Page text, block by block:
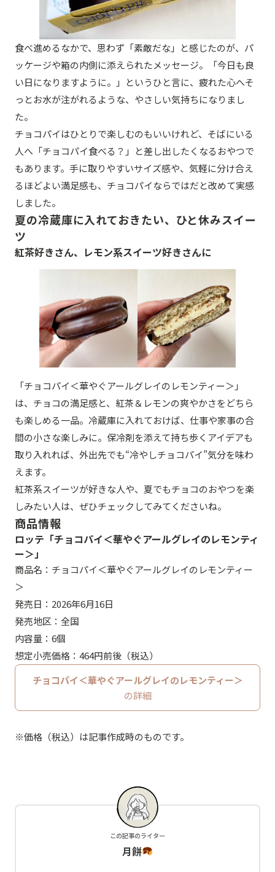
食べ進めるなかで、思わず「素敵だな」と感じたのが、パ
ッケージや箱の内側に添えられたメッセージ。「今日も良
い日になりますように。」というひと言に、疲れた心へそ
っとお水が注がれるような、やさしい気持ちになりまし
た。
チョコパイはひとりで楽しむのもいいけれど、そばにいる
人へ「チョコパイ食べる？」と差し出したくなるおやつで
もあります。手に取りやすいサイズ感や、気軽に分け合え
るほどよい満足感も、チョコパイならではだと改めて実感
しました。
夏の冷蔵庫に入れておきたい、ひと休みスイー
ツ
紅茶好きさん、レモン系スイーツ好きさんに
「チョコパイ＜華やぐアールグレイのレモンティー＞」
は、チョコの満足感と、紅茶＆レモンの爽やかさをどちら
も楽しめる一品。冷蔵庫に入れておけば、仕事や家事の合
間の小さな楽しみに。保冷剤を添えて持ち歩くアイデアも
取り入れれば、外出先でも“冷やしチョコパイ”気分を味わ
えます。
紅茶系スイーツが好きな人や、夏でもチョコのおやつを楽
しみたい人は、ぜひチェックしてみてくださいね。
商品情報
ロッテ「チョコパイ＜華やぐアールグレイのレモンティ
ー＞」
商品名：チョコパイ＜華やぐアールグレイのレモンティー
＞
発売日：2026年6月16日
発売地区：全国
内容量：6個
想定小売価格：464円前後（税込）
チョコパイ＜華やぐアールグレイのレモンティー＞
の詳細
※価格（税込）は記事作成時のものです。
この記事のライター
月餅